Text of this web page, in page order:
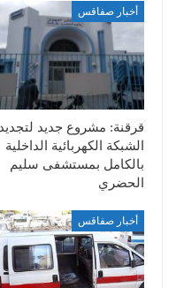
أخبار صفاقس
قرقنة: مشروع جديد لتجديد
الشبكة الكهربائية الداخلية
بالكامل بمستشفى سليم
الحضري
أخبار صفاقس